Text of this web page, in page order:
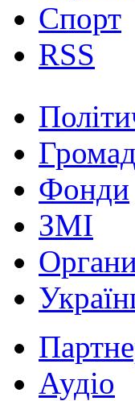
Спорт
RSS
Фонди
ЗМІ
Аудіо